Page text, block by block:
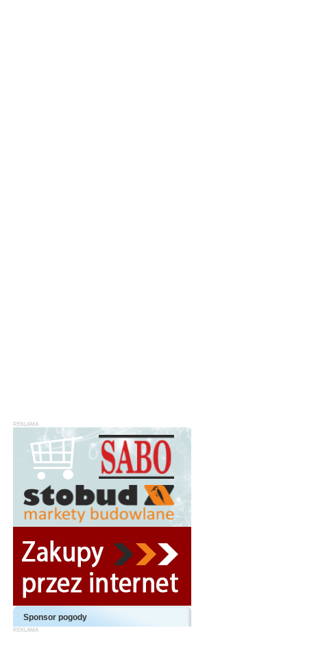
Sponsor pogody